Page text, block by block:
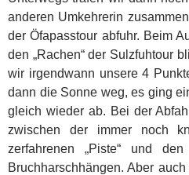
anderen Umkehrerin
der Öfapasstour abfuhr. Beim
den „Rachen“ der Sulzfuhtour
wir irgendwann unsere 4
dann die Sonne weg, es ging
gleich wieder ab. Bei der
zwischen der immer noch
zerfahrenen „Piste“ und
Bruchharschhängen. Aber